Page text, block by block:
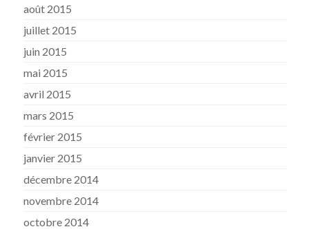
août 2015
juillet 2015
juin 2015
mai 2015
avril 2015
mars 2015
février 2015
janvier 2015
décembre 2014
novembre 2014
octobre 2014